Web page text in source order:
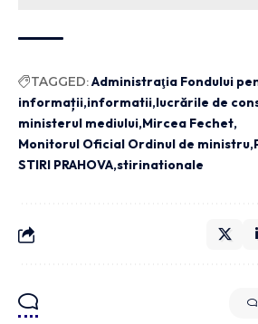
TAGGED:Administraţia Fondului
informații informatii lucrările de
ministerul mediului Mircea Fechet
Monitorul Oficial Ordinul de ministru
STIRI PRAHOVA stirinationale